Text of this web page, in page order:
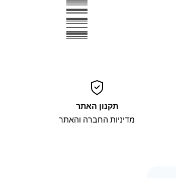
תקנון האתר
מדיניות החברה והאתר